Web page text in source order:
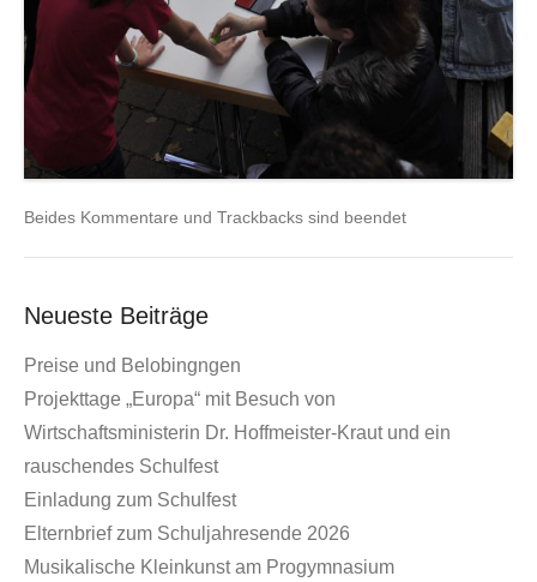
Beides Kommentare und Trackbacks sind beendet
Neueste Beiträge
Preise und Belobingngen
Projekttage „Europa“ mit Besuch von
Wirtschaftsministerin Dr. Hoffmeister-Kraut und ein
rauschendes Schulfest
Einladung zum Schulfest
Elternbrief zum Schuljahresende 2026
Musikalische Kleinkunst am Progymnasium